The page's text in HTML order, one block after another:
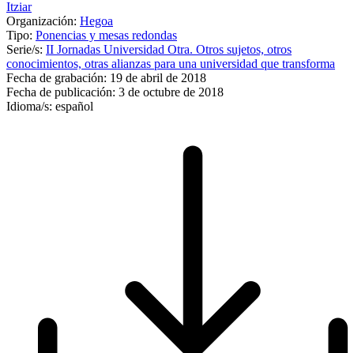
Itziar
Organización: Hegoa
Tipo: Ponencias y mesas redondas
Serie/s: II Jornadas Universidad Otra. Otros sujetos, otros
conocimientos, otras alianzas para una universidad que transforma
Fecha de grabación: 19 de abril de 2018
Fecha de publicación: 3 de octubre de 2018
Idioma/s: español